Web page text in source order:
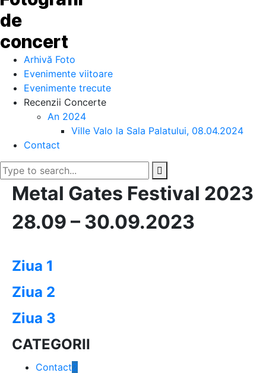
Arhivă Foto
Evenimente viitoare
Evenimente trecute
Recenzii Concerte
An 2024
Ville Valo la Sala Palatului, 08.04.2024
Contact
Metal Gates Festival 2023
28.09 – 30.09.2023
Ziua 1
Ziua 2
Ziua 3
CATEGORII
Contact2